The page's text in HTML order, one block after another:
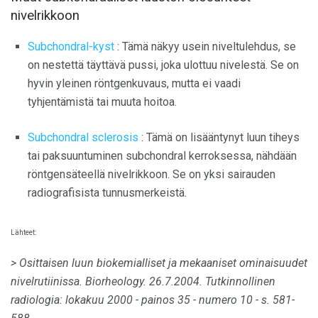
nivelrikkoon
Subchondral-kyst : Tämä näkyy usein niveltulehdus, se
on nestettä täyttävä pussi, joka ulottuu nivelestä. Se on
hyvin yleinen röntgenkuvaus, mutta ei vaadi
tyhjentämistä tai muuta hoitoa.
Subchondral sclerosis : Tämä on lisääntynyt luun tiheys
tai paksuuntuminen subchondral kerroksessa, nähdään
röntgensäteellä nivelrikkoon. Se on yksi sairauden
radiografisista tunnusmerkeistä.
Lähteet:
> Osittaisen luun biokemialliset ja mekaaniset ominaisuudet
nivelrutiinissa. Biorheology. 26.7.2004. Tutkinnollinen
radiologia: lokakuu 2000 - painos 35 - numero 10 - s. 581-